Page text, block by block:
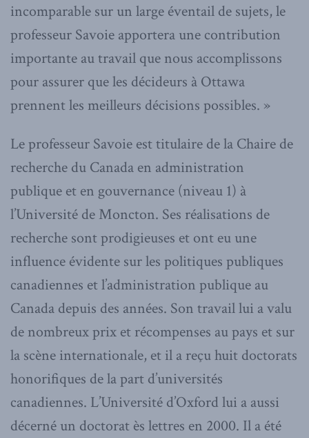
incomparable sur un large éventail de sujets, le
professeur Savoie apportera une contribution
importante au travail que nous accomplissons
pour assurer que les décideurs à Ottawa
prennent les meilleurs décisions possibles. »
Le professeur Savoie est titulaire de la Chaire de
recherche du Canada en administration
publique et en gouvernance (niveau 1) à
l’Université de Moncton. Ses réalisations de
recherche sont prodigieuses et ont eu une
influence évidente sur les politiques publiques
canadiennes et l’administration publique au
Canada depuis des années. Son travail lui a valu
de nombreux prix et récompenses au pays et sur
la scène internationale, et il a reçu huit doctorats
honorifiques de la part d’universités
canadiennes. L’Université d’Oxford lui a aussi
décerné un doctorat ès lettres en 2000. Il a été